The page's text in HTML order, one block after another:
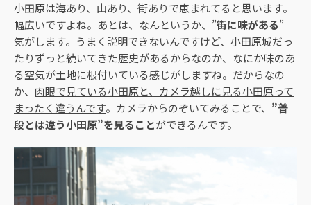
小田原は海あり、山あり、街ありで恵まれてると思います。
幅広いですよね。あとは、なんというか、”街に味がある”
気がします。うまく説明できないんですけど、小田原城だっ
たりずっと続いてきた歴史があるからなのか、なにか味のあ
る空気が土地に根付いている感じがしますね。だからなの
か、 肉眼で見ている小田原と、カメラ越しに見る小田原って
まったく違うんです。カメラからのぞいてみることで、 ”普
段とは違う小田原”を見ることができるんです。